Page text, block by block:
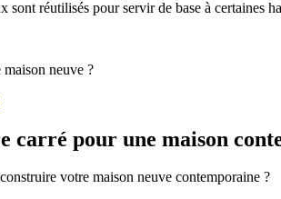
sont réutilisés pour servir de base à certaines
neuve ?
carré pour une maison
votre maison neuve contemporaine ?